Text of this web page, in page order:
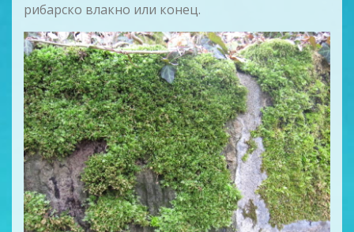
рибарско влакно или конец.